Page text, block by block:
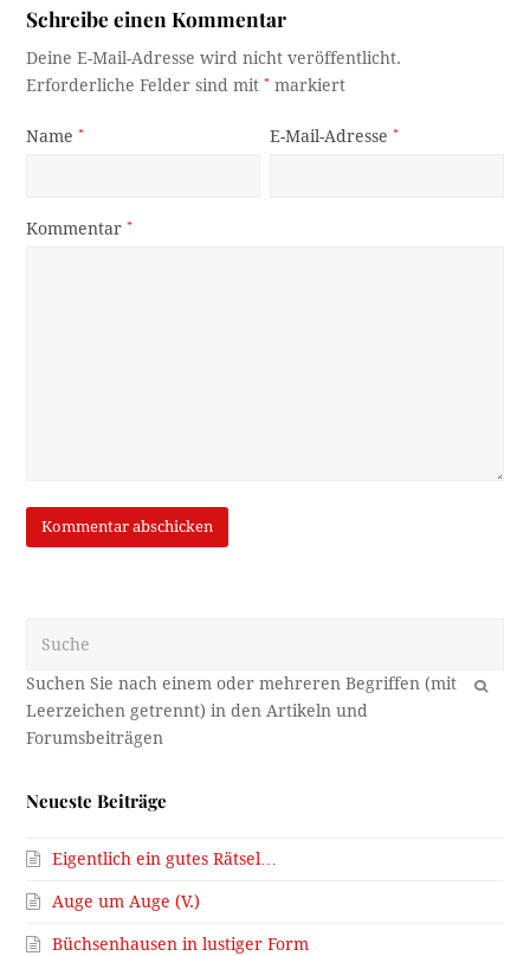
Schreibe einen Kommentar
Deine E-Mail-Adresse wird nicht veröffentlicht.
Erforderliche Felder sind mit* markiert
Name* E-Mail-Adresse*
Kommentar*
OK
Neueste Beiträge
Eigentlich ein gutes Rätsel…
Auge um Auge (V.)
Büchsenhausen in lustiger Form